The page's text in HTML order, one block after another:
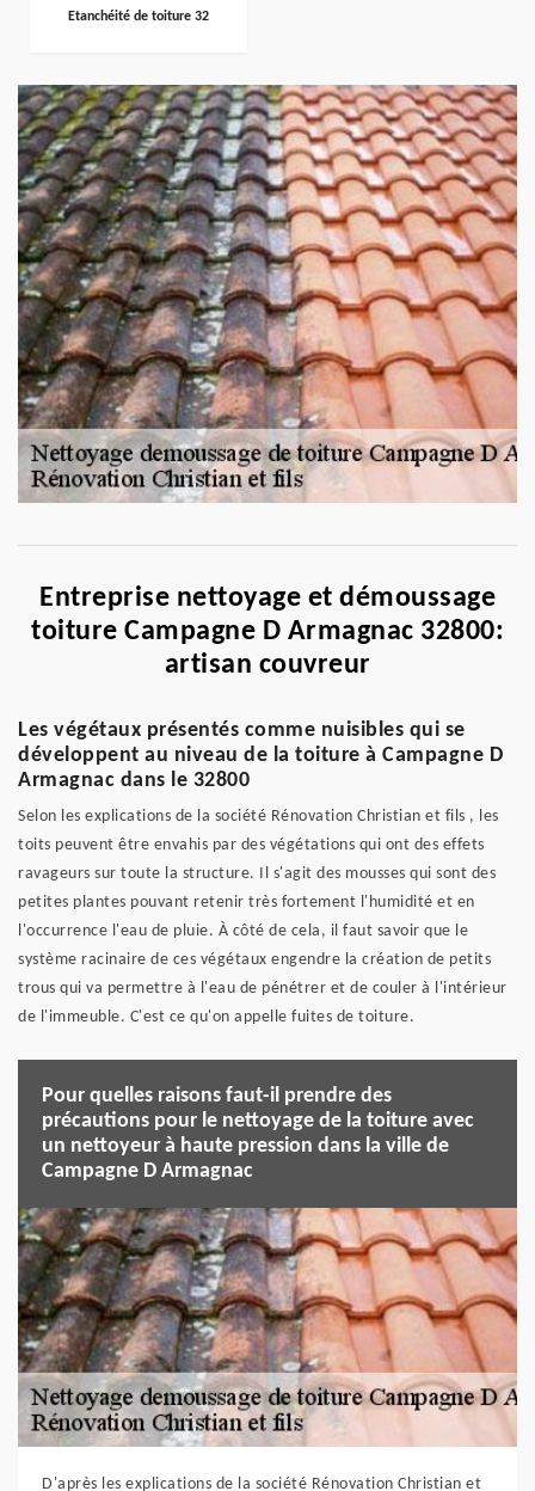
Etanchéité de toiture 32
Entreprise nettoyage et démoussage
toiture Campagne D Armagnac 32800:
artisan couvreur
Les végétaux présentés comme nuisibles qui se
développent au niveau de la toiture à Campagne D
Armagnac dans le 32800
Selon les explications de la société Rénovation Christian et fils , les
toits peuvent être envahis par des végétations qui ont des effets
ravageurs sur toute la structure. Il s'agit des mousses qui sont des
petites plantes pouvant retenir très fortement l'humidité et en
l'occurrence l'eau de pluie. À côté de cela, il faut savoir que le
système racinaire de ces végétaux engendre la création de petits
trous qui va permettre à l'eau de pénétrer et de couler à l'intérieur
de l'immeuble. C'est ce qu'on appelle fuites de toiture.
Pour quelles raisons faut-il prendre des
précautions pour le nettoyage de la toiture avec
un nettoyeur à haute pression dans la ville de
Campagne D Armagnac
D'après les explications de la société Rénovation Christian et